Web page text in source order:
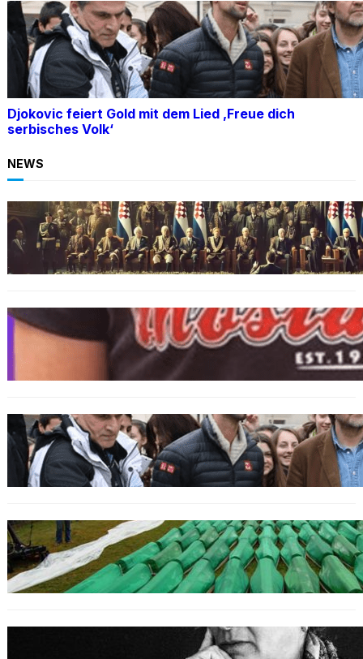
Djokovic feiert Gold mit dem Lied ‚Freue dich
serbisches Volk‘
NEWS
BOSNIEN
Ein Skandal: Čović verteidigt Herceg-Bosna
trotz Kriegsverbrechen
BOSNIEN
„Hasswelle eskaliert“: Mutter eines
bosniakischen Jungen entsetzt nach Angriff
durch kroatische Jugendliche
SPORT
Djokovic feiert Gold mit dem Lied ‚Freue dich
serbisches Volk‘
GENOZID
Izraelischer Botschafter in Serbien leugnet
Völkermord in Srebrenica
Erinnerung an Hatidža Mehmedović: Eine